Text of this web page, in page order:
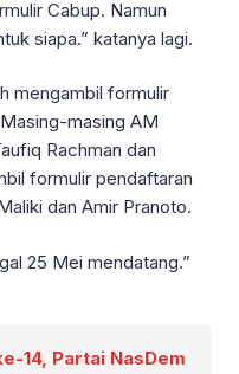
Cabup. Namun
siapa.” katanya lagi.
mengambil formulir
masing AM
Rachman dan
formulir pendaftaran
dan Amir Pranoto.
25 Mei mendatang.”
14, Partai NasDem